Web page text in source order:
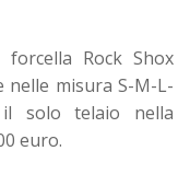
Rock Shox
nelle misura S-M-L-
solo telaio nella
euro.